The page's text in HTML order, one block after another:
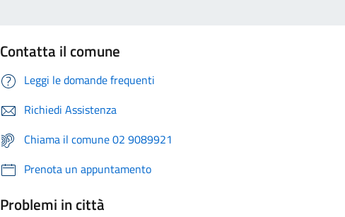
Contatta il comune
Leggi le domande frequenti
Richiedi Assistenza
Chiama il comune 02 9089921
Prenota un appuntamento
Problemi in città